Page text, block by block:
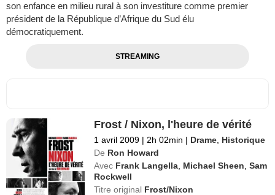
son enfance en milieu rural à son investiture comme premier
président de la République d’Afrique du Sud élu
démocratiquement.
STREAMING
Frost / Nixon, l'heure de vérité
1 avril 2009 | 2h 02min | Drame Historique
De Ron Howard
Avec Frank Langella Michael Sheen ,Sam
Rockwell
Titre original Frost/Nixon